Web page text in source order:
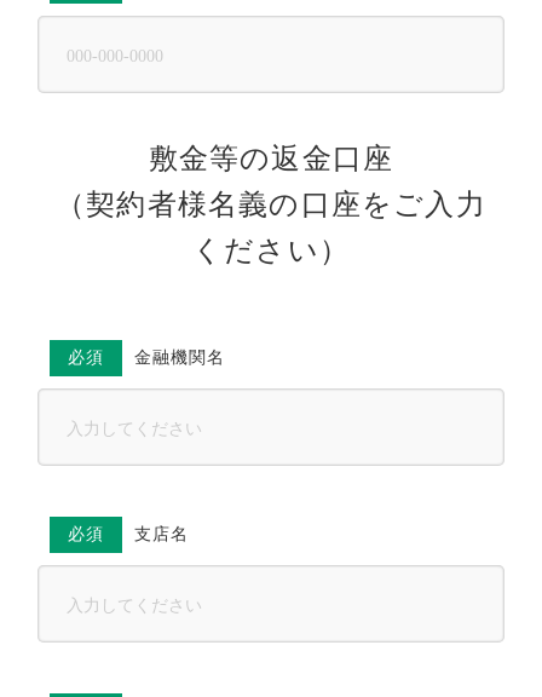
敷金等の返金口座
（契約者様名義の口座をご入力
ください）
必須 金融機関名
必須 支店名